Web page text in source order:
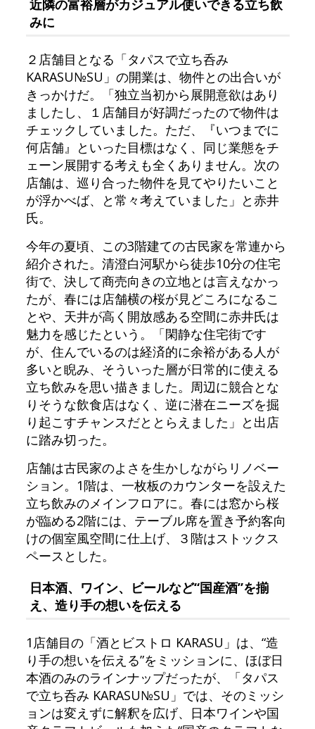
近隣の富裕層がカジュアル使いできる立ち飲
みに
２店舗目となる「タパスで立ち呑み
KARASU№SU」の開業は、物件との出合いが
きっかけだ。「独立当初から展開意欲はあり
ましたし、１店舗目が好調だったので物件は
チェックしていました。ただ、『いつまでに
何店舗』といった目標はなく、同じ業態をチ
ェーン展開する考えも全くありません。次の
店舗は、巡り合った物件を見てやりたいこと
が浮かべば、と常々考えていました」と赤井
氏。
今年の夏頃、この3階建ての古民家を常連から
紹介された。清澄白河駅から徒歩10分の住宅
街で、決して商売向きの立地とは言えなかっ
たが、春には店舗横の桜が見どころになるこ
とや、天井が高く開放感ある空間に赤井氏は
魅力を感じたという。「閑静な住宅街です
が、住んでいるのは経済的に余裕がある人が
多いと睨み、そういった層が日常的に使える
立ち飲みを思い描きました。周辺に競合とな
りそうな飲食店はなく、逆に潜在ニーズを掘
り起こすチャンスだととらえました」と出店
に踏み切った。
店舗は古民家のよさを生かしながらリノベー
ション。1階は、一枚板のカウンターを設えた
立ち飲みのメインフロアに。春には窓から桜
が臨める2階には、テーブル席を置き予約客向
けの個室風空間に仕上げ、３階はストックス
ペースとした。
日本酒、ワイン、ビールなど“国産酒”を揃
え、造り手の想いを伝える
1店舗目の「酒とビストロ KARASU」は、“造
り手の想いを伝える”をミッションに、ほぼ日
本酒のみのラインナップだったが、「タパス
で立ち呑み KARASU№SU」では、そのミッシ
ョンは変えずに解釈を広げ、日本ワインや国